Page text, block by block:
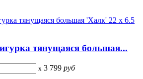
тянущаяся большая...
x 3 799 руб